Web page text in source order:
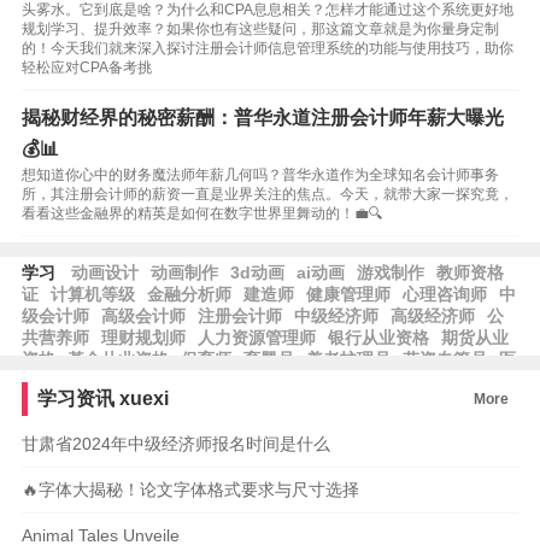
头雾水。它到底是啥？为什么和CPA息息相关？怎样才能通过这个系统更好地
规划学习、提升效率？如果你也有这些疑问，那这篇文章就是为你量身定制
的！今天我们就来深入探讨注册会计师信息管理系统的功能与使用技巧，助你
轻松应对CPA备考挑
揭秘财经界的秘密薪酬：普华永道注册会计师年薪大曝光
💰📊
想知道你心中的财务魔法师年薪几何吗？普华永道作为全球知名会计师事务
所，其注册会计师的薪资一直是业界关注的焦点。今天，就带大家一探究竟，
看看这些金融界的精英是如何在数字世界里舞动的！💼🔍
学习 动画设计 动画制作 3d动画 ai动画 游戏制作
教师资格
证
计算机等级 金融分析师 建造师 健康管理师 心理咨询师
中
级会计师
高级会计师 注册会计师 中级经济师 高级经济师
公
共营养师
理财规划师 人力资源管理师 银行从业资格
期货从业
资格
基金从业资格 保育师 育婴员 养老护理员 劳资专管员
医
师资格
学习资讯 xuexi More
甘肃省2024年中级经济师报名时间是什么
🔥字体大揭秘！论文字体格式要求与尺寸选择
Animal Tales Unveile